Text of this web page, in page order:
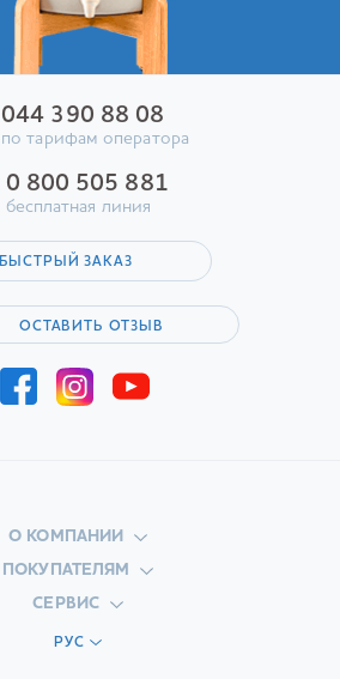
044 390 88 08
по тарифам оператора
0 800 505 881
бесплатная линия
БЫСТРЫЙ ЗАКАЗ
ОСТАВИТЬ ОТЗЫВ
О КОМПАНИИ
ПОКУПАТЕЛЯМ
СЕРВИС
РУС